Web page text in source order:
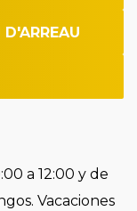
a 12:00 y de
Vacaciones